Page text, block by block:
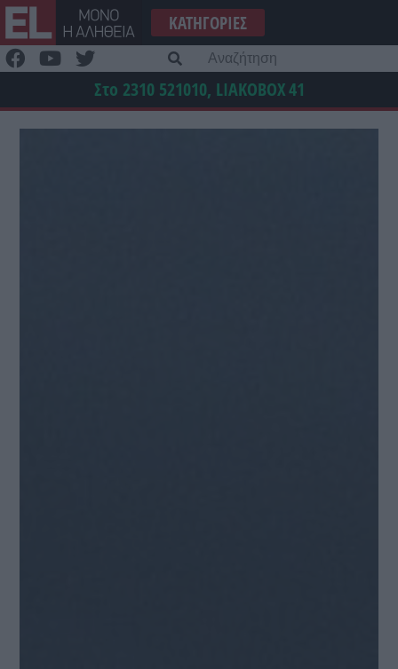
Μετάβαση
στο
περιεχόμενο
ΚΑΤΗΓΟΡΊΕΣ
Στο 2310 521010, LIAKOBOX41